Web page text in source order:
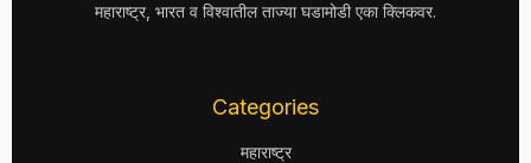
महाराष्ट्र, भारत व विश्वातील ताज्या घडामोडी एका क्लिकवर.
Categories
महाराष्ट्र